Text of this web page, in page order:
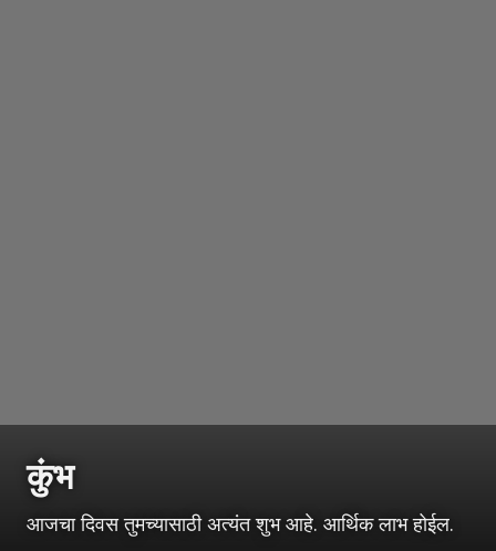
कुंभ
आजचा दिवस तुमच्यासाठी अत्यंत शुभ आहे. आर्थिक लाभ होईल.